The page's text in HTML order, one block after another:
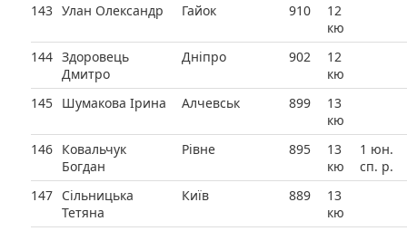
143 Улан Олександр Гайок 910
12
кю
144 Здоровець
Дмитро
Дніпро 902
12
кю
145 Шумакова Ірина Алчевськ 899
13
кю
146 Ковальчук
Богдан
Рівне 895
13
кю
1 юн.
сп. р.
147 Сільницька
Тетяна
Київ 889
13
кю